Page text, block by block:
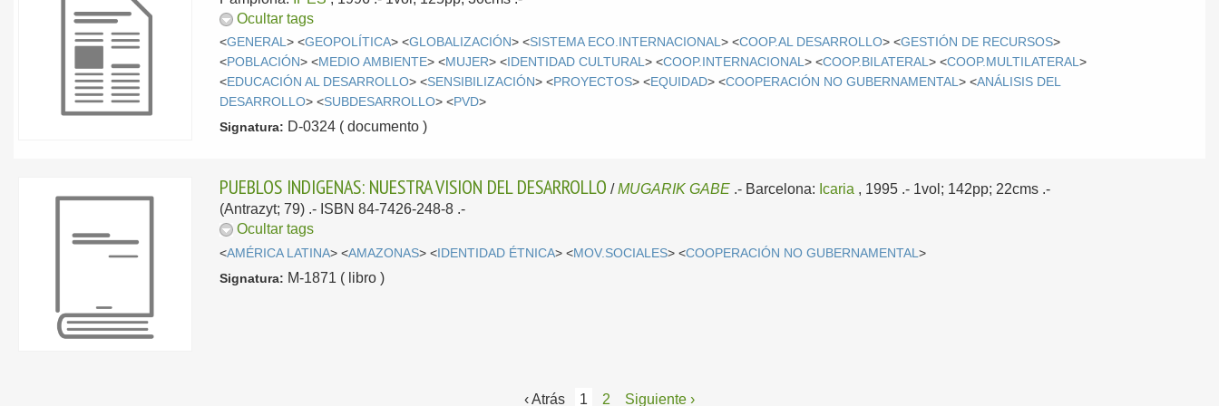
Ocultar tags
<GENERAL> <GEOPOLÍTICA> <GLOBALIZACIÓN> <SISTEMA ECO.INTERNACIONAL> <COOP.AL DESARROLLO> <GESTIÓN DE RECURSOS>
<POBLACIÓN> <MEDIO AMBIENTE> <MUJER> < IDENTIDAD CULTURAL> <COOP.INTERNACIONAL> <COOP.BILATERAL> <COOP.MULTILATERAL>
<EDUCACIÓN AL DESARROLLO> <SENSIBILIZACIÓN> <PROYECTOS> <EQUIDAD> <COOPERACIÓN NO GUBERNAMENTAL> <ANÁLISIS DEL
DESARROLLO> <SUBDESARROLLO> <PVD>
Signatura: D-0324 ( documento )
PUEBLOS INDIGENAS: NUESTRA VISION DEL DESARROLLO /MUGARIK GABE .- Barcelona: Icaria , 1995 .- 1vol; 142pp; 22cms .-
(Antrazyt; 79) .- ISBN 84-7426-248-8 .-
Ocultar tags
<AMÉRICA LATINA> <AMAZONAS> <IDENTIDAD ÉTNICA> <MOV.SOCIALES> <COOPERACIÓN NO GUBERNAMENTAL>
Signatura: M-1871 ( libro )
‹ Atrás 1 2 Siguiente ›